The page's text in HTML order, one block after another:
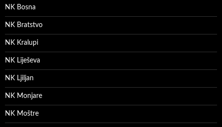
NK Bosna
NK Bratstvo
NK Kralupi
NK Liješeva
NK Ljiljan
NK Monjare
NK Moštre